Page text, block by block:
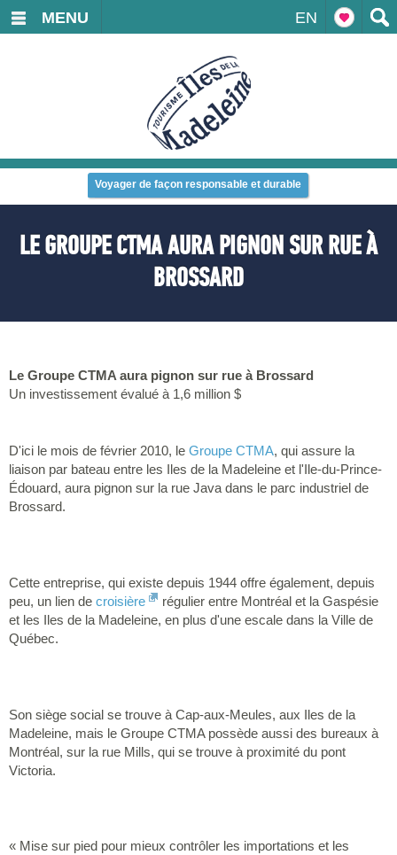
EN
MENU
Voyager de façon responsable et durable
LE GROUPE CTMA AURA PIGNON SUR RUE À
BROSSARD
Le Groupe CTMA aura pignon sur rue à Brossard
Un investissement évalué à 1,6 million $
D'ici le mois de février 2010, le Groupe CTMA, qui assure la
liaison par bateau entre les Iles de la Madeleine et l'Ile-du-Prince-
Édouard, aura pignon sur la rue Java dans le parc industriel de
Brossard.
Cette entreprise, qui existe depuis 1944 offre également, depuis
peu, un lien de croisière
régulier entre Montréal et la Gaspésie
et les Iles de la Madeleine, en plus d'une escale dans la Ville de
Québec.
Son siège social se trouve à Cap-aux-Meules, aux Iles de la
Madeleine, mais le Groupe CTMA possède aussi des bureaux à
Montréal, sur la rue Mills, qui se trouve à proximité du pont
Victoria.
« Mise sur pied pour mieux contrôler les importations et les